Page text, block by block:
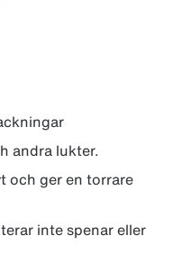
andra lukter.
och ger en torrare
inte spenar eller